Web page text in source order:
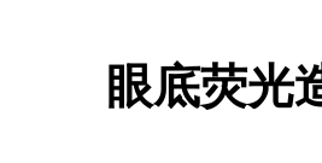
眼底荧光